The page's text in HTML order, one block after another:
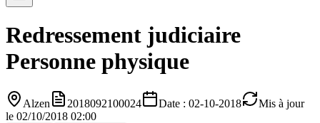
Redressement judiciaire
Personne physique
Alzen 2018092100024 Date : 02-10-2018
Mis à jour
le 02/10/2018 02:00